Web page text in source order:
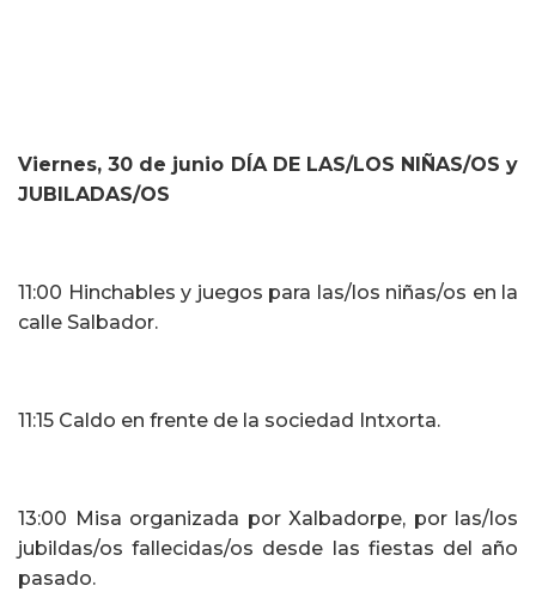
Viernes,30 de junio DÍA DE LAS/LOS NIÑAS/OS y
JUBILADAS/OS
11:00 Hinchables y juegos para las/los niñas/os en la
calle Salbador.
11:15 Caldo en frente de la sociedad Intxorta.
13:00 Misa organizada por Xalbadorpe, por las/los
jubildas/os fallecidas/os desde las fiestas del año
pasado.